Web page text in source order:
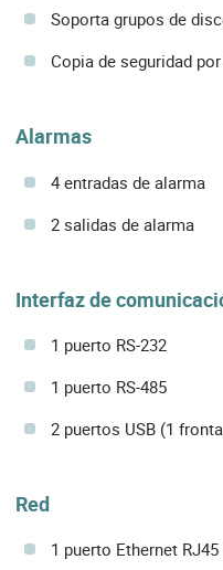
Soporta grupos de
Copia de seguridad
Alarmas
4 entradas de alarma
2 salidas de alarma
Interfaz de
1 puerto RS-232
1 puerto RS-485
2 puertos USB (1
Red
1 puerto Ethernet